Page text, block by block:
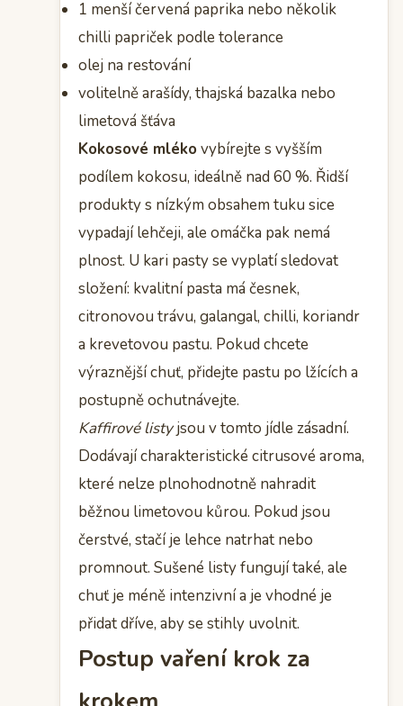
1 menší červená paprika nebo několik
chilli papriček podle tolerance
olej na restování
volitelně arašídy, thajská bazalka nebo
limetová šťáva
Kokosové mlékovybírejte s vyšším
podílem kokosu, ideálně nad 60 %. Řidší
produkty s nízkým obsahem tuku sice
vypadají lehčeji, ale omáčka pak nemá
plnost. U kari pasty se vyplatí sledovat
složení: kvalitní pasta má česnek,
citronovou trávu, galangal, chilli, koriandr
a krevetovou pastu. Pokud chcete
výraznější chuť, přidejte pastu po lžících a
postupně ochutnávejte.
Kaffirové listyjsou v tomto jídle zásadní.
Dodávají charakteristické citrusové aroma,
které nelze plnohodnotně nahradit
běžnou limetovou kůrou. Pokud jsou
čerstvé, stačí je lehce natrhat nebo
promnout. Sušené listy fungují také, ale
chuť je méně intenzivní a je vhodné je
přidat dříve, aby se stihly uvolnit.
Postup vaření krok za